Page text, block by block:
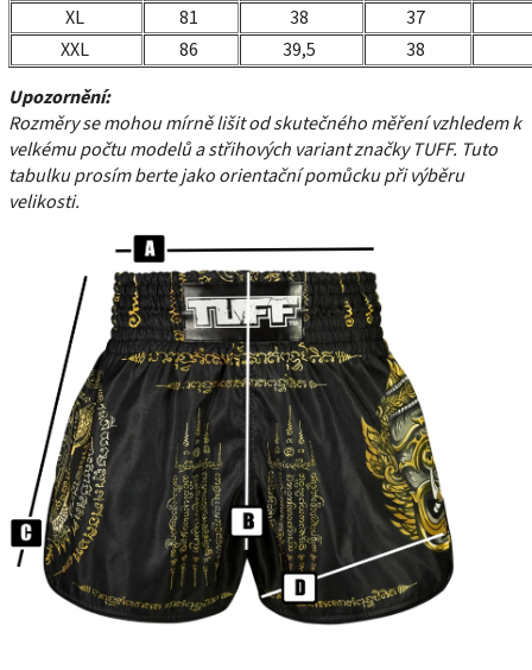
XL
81 38
37
XXL
86 39,5
38
Upozornění:
Rozměry se mohou mírně lišit od skutečného měření vzhledem k
velkému počtu modelů a střihových variant značky TUFF. Tuto
tabulku prosím berte jako orientační pomůcku při výběru
velikosti.